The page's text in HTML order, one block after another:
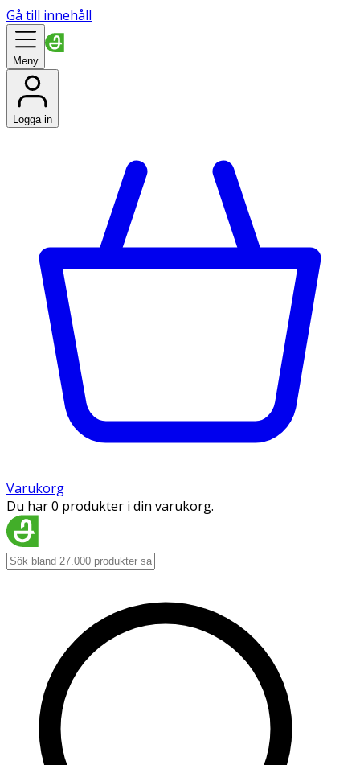
Gå till innehåll
Meny
Logga in
Varukorg
Du har 0 produkter i din varukorg.